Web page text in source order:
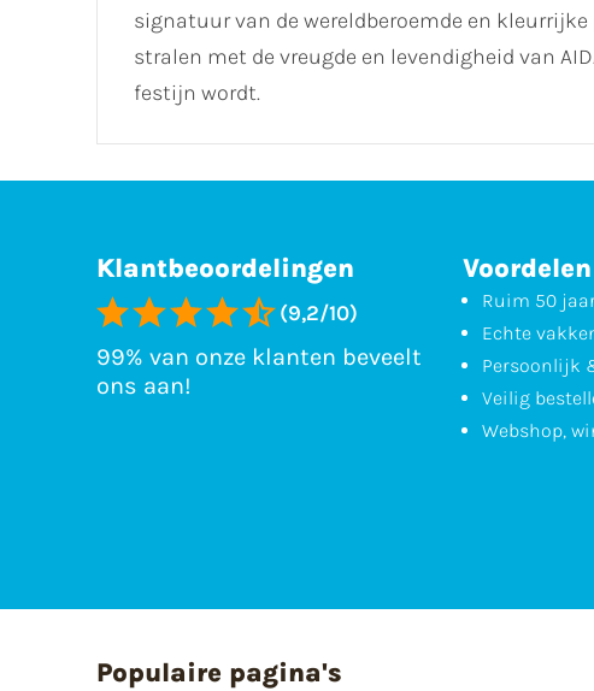
signatuur van de wereldberoemde en
stralen met de vreugde en levendigheid van
festijn wordt.
Klantbeoordelingen
(9,2/10)
99% van onze klanten beveelt
ons aan!
Voordelen
Ruim 50
Echte
Persoonlijk
Veilig
Webshop,
Populaire pagina's